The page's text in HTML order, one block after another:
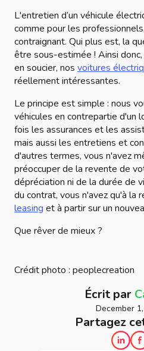
L'entretien d’un véhicule
comme pour les
contraignant. Qui plus est, la
être sous-estimée ! Ainsi
en soucier, nos voitures
réellement intéressantes.
Le principe est simple : nous
véhicules en contrepartie d'un
fois les assurances et les
mais aussi les entretiens et
d'autres termes, vous n'avez
préoccuper de la revente de
dépréciation ni de la durée de
du contrat, vous n'avez qu'à la
leasing et à partir sur un
Que rêver de mieux ?
Crédit photo : peoplecreation
Écrit par
December
Partagez